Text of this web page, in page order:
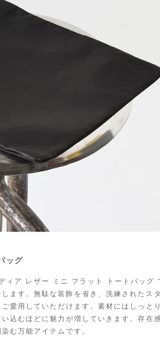
ッグ
ィア レザー ミニ フラット トートバッグ
す。無駄な装飾を省き、洗練されたス
愛用していただけます。素材にはしっと
込むほどに魅力が増していきます。存在
む万能アイテムです。